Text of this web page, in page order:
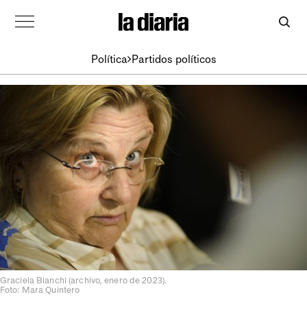
Política Partidos políticos
Graciela Bianchi (archivo, enero de 2023).
Foto: Mara Quintero